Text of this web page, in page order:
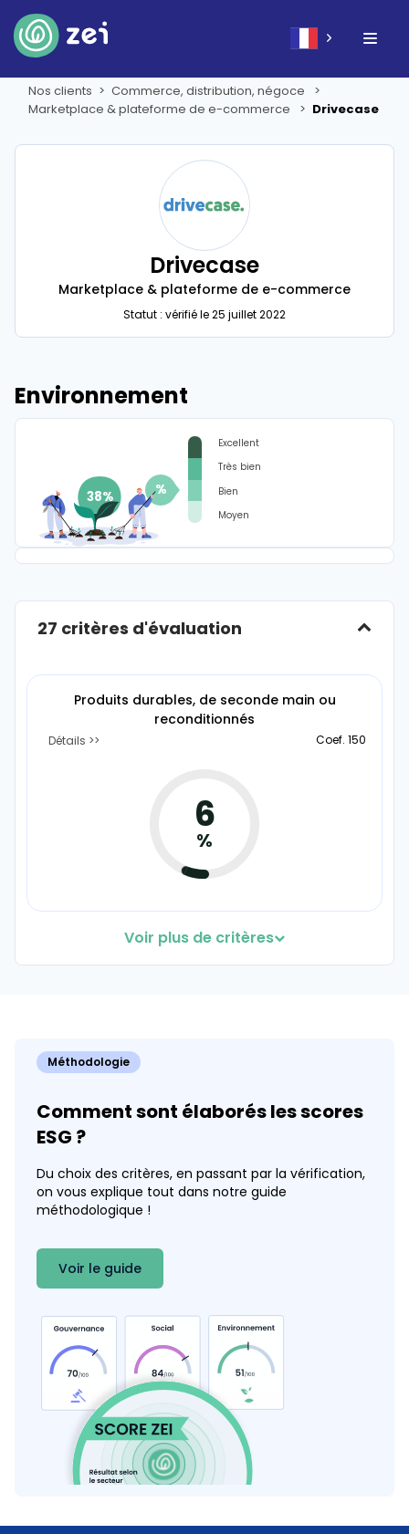
Nos clients
Commerce, distribution, négoce
Marketplace & plateforme de e-commerce
Drivecase
Drivecase
Marketplace & plateforme de e-commerce
Statut : vérifié le 25 juillet 2022
Environnement
%
Moyen
Bien
Très bien
Excellent
27 critères d'évaluation
Produits durables, de seconde main ou
reconditionnés
Détails Coef. 150
6
%
Production locale
Détails Coef. 40
Affichage de l'impact environnemental des
produits et services
0
Produits sans emballages ou avec emballages
durables
Détails
Voir plus de critères
Méthodologie
Comment sont élaborés les scores
ESG ?
Du choix des critères, en passant par la vérification,
on vous explique tout dans notre guide
méthodologique !
Voir le guide